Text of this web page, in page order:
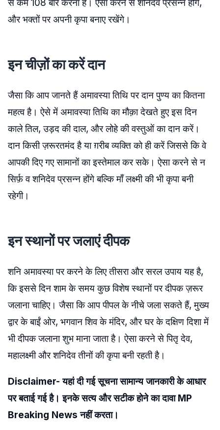
से कम 108 बार करना है। ऐसा करने से शनिदेव प्रसन्न होंगे,
और भक्तों पर अपनी कृपा बनाए रखेंगे।
इन चीज़ों का करें दान
जैसा कि आप जानते हैं अमावस्या तिथि पर दान पुण्य का कितना
महत्व है। ऐसे में अमावस्या तिथि का मौक़ा देखते हुए इस दिन
काले तिल, उड़द की दाल, और लोहे की वस्तुओं का दान करें।
दान किसी ज़रूरतमंद है या ग़रीब व्यक्ति को ही करें जिससे कि वे
आपकी दिए गए सामानों का इस्तेमाल कर सके। ऐसा करने से न
सिर्फ़ व शनिदेव प्रसन्न होंगे बल्कि माँ लक्ष्मी की भी कृपा बनी
रहेगी।
इन स्थानों पर जलाएं दीपक
शनि अमावस्या पर करने के लिए तीसरा और सरल उपाय यह है,
कि इससे दिन शाम के समय कुछ विशेष स्थानों पर दीपक ज़रूर
जलाना चाहिए। जैसा कि आप पीपल के नीचे जला सकते हैं, मुख्य
द्वार के बाईं ओर, भगवान शिव के मंदिर, और घर के दक्षिण दिशा में
भी दीपक जलाना शुभ माना जाता है। ऐसा करने से पितृ देव,
महालक्ष्मी और शनिदेव तीनों की कृपा बनी रहती है।
Disclaimer- यहां दी गई सूचना सामान्य जानकारी के आधार
पर बताई गई है। इनके सत्य और सटीक होने का दावा MP
Breaking News नहीं करता।